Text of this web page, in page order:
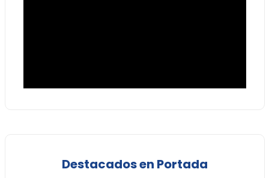
Destacados en Portada